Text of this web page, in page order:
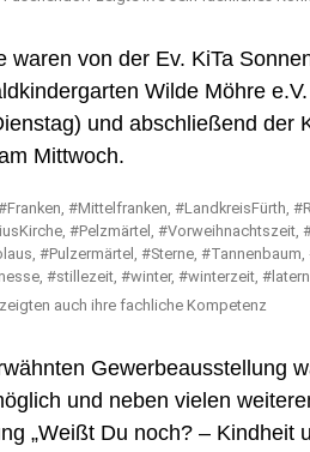
waren von der Ev. KiTa
Wilde Möhre
und abschließend der
Mittwoch.
auch ihre fachliche Kompetenz
Gewerbeausstellung
und neben vielen
„Weißt Du noch? – Kindheit